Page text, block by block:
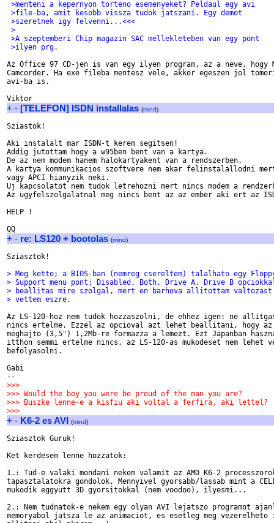
>menteni a kepernyon torteno esemenyeket? Peldaul egy avi
>file-ba, amit kesobb vissza tudok jatszani. Egy demot
>szeretnek igy felvenni...<<<
>
>A szeptemberi Chip magazin SAC mellekleteben van egy pont
>ilyen prg.
Az Office 97 CD-jen is van egy ilyen program, az a neve,
Camcorder. Ha exe fileba mentesz vele, akkor egeszen jol
avi-ba is.
+ - [TELEFON] ISDN installalas (mind)
Sziastok!
Aki instalalt mar ISDN-t kerem segitsen!
Addig jutottam hogy a w95ben bent van a kartya.
De az nem modem hanem halokartyakent van a rendszerben.
A kartya kommunikacios szoftvere nem akar felinstalallodni
vagy APCI hianyzik neki.
Uj kapcsolatot nem tudok letrehozni mert nincs modem a
Az ugyfelszolgalatnal meg nincs bent az az ember aki ert az
HELP !
+ - re: LS120 + bootolas (mind)
Sziasztok!
> Meg ketto; a BIOS-ban (nemreg csereltem) talalhato egy
> Support menu pont; Disabled, Both, Drive A, Drive B
> beallitas mire szolgal, mert en barhova allitottam valtozast
> vettem eszre.
Az LS-120-hoz nem tudok hozzaszolni, de ehhez igen: ne
nincs ertelme. Ezzel az opcioval azt lehet beallitani, hogy az
meghajto (3,5") 1,2Mb-re formazza a lemezt. Ezt Japanban
itthon semmi ertelme nincs, az LS-120-as mukodeset nem lehet
befolyasolni.
Gabi
>>>
>>> Would the boy you were be proud of the man you are?
>>> Buszke lenne-e a kisfiu aki voltal a ferfira, aki lettel?
>>>
+ - K6-2 es AVI (mind)
Sziasztok Guruk!
Ket kerdesem lenne hozzatok:
1.: Tud-e valaki mondani nekem valamit az AMD K6-2
tapasztalatokra gondolok, Mennyivel gyorsabb/lassab mint a
mukodik eggyutt 3D gyorsitokkal (nem voodoo), ilyesmi...
2.: Nem tudnatok-e nekem egy olyan AVI lejatszo programot
memoryabol jatsza le az animaciot, es esetleg meg